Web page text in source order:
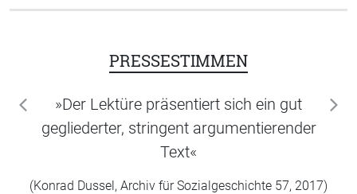
PRESSESTIMMEN
»Der Lektüre präsentiert sich ein gut
gegliederter, stringent argumentierender
Text«
(Konrad Dussel, Archiv für Sozialgeschichte 57, 2017)
zurück